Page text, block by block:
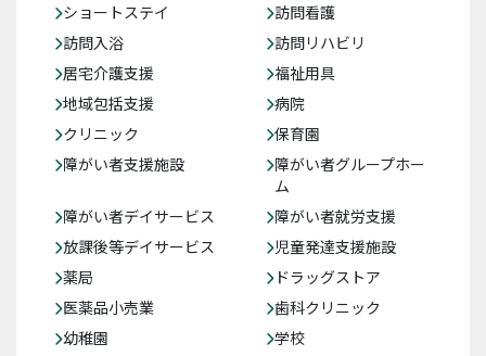
ショートステイ
訪問看護
訪問入浴
訪問リハビリ
居宅介護支援
福祉用具
地域包括支援
病院
クリニック
保育園
障がい者支援施設
障がい者グループホー
ム
障がい者デイサービス
障がい者就労支援
放課後等デイサービス
児童発達支援施設
薬局
ドラッグストア
医薬品小売業
歯科クリニック
幼稚園
学校